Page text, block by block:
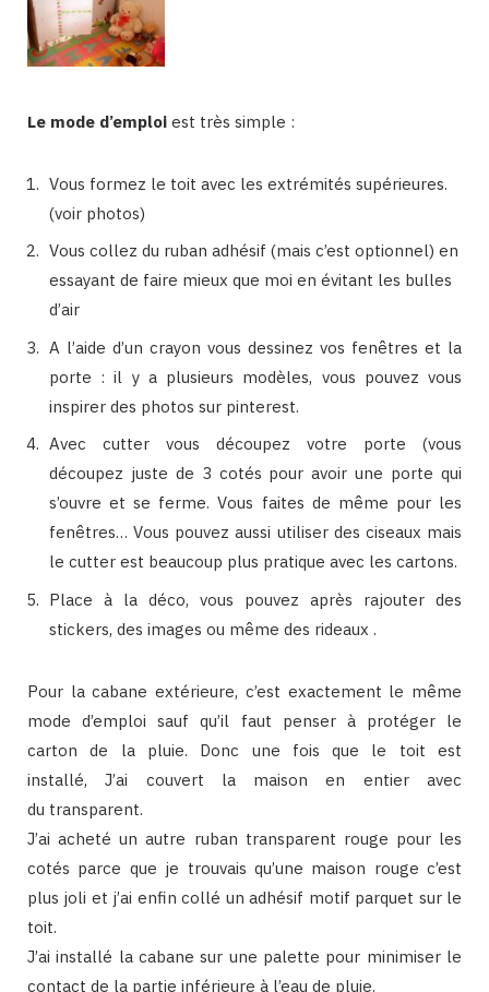
Le mode d’emploi est très simple :
Vous formez le toit avec les extrémités supérieures.
(voir photos)
Vous collez du ruban adhésif (mais c’est optionnel) en
essayant de faire mieux que moi en évitant les bulles
d’air
A l’aide d’un crayon vous dessinez vos fenêtres et la
porte : il y a plusieurs modèles, vous pouvez vous
inspirer des photos sur pinterest.
Avec cutter vous découpez votre porte (vous
découpez juste de 3 cotés pour avoir une porte qui
s’ouvre et se ferme. Vous faites de même pour les
fenêtres… Vous pouvez aussi utiliser des ciseaux mais
le cutter est beaucoup plus pratique avec les cartons.
Place à la déco, vous pouvez après rajouter des
stickers, des images ou même des rideaux .
Pour la cabane extérieure, c’est exactement le même
mode d’emploi sauf qu’il faut penser à protéger le
carton de la pluie. Donc une fois que le toit est
installé, J’ai couvert la maison en entier avec
du transparent.
J’ai acheté un autre ruban transparent rouge pour les
cotés parce que je trouvais qu’une maison rouge c’est
plus joli et j’ai enfin collé un adhésif motif parquet sur le
toit.
J’ai installé la cabane sur une palette pour minimiser le
contact de la partie inférieure à l’eau de pluie.